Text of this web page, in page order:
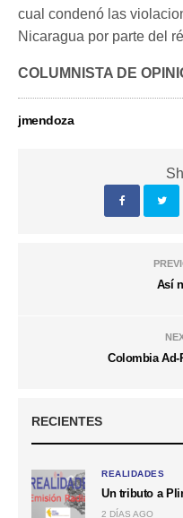
cual condenó las
Nicaragua por parte del
COLUMNISTA DE
jmendoza
Así
Colombia
RECIENTES
REALIDADES
Un tributo a
2 DÍAS AGO